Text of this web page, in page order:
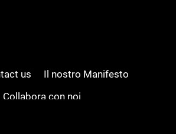
us
Il nostro Manifesto
Collabora con noi